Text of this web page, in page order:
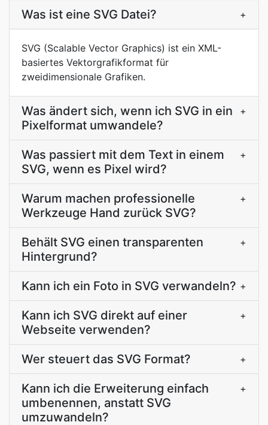
Was ist eine SVG Datei? +
SVG (Scalable Vector Graphics) ist ein XML-
basiertes Vektorgrafikformat für
zweidimensionale Grafiken.
Was ändert sich, wenn ich SVG in ein
Pixelformat umwandele?
+
Was passiert mit dem Text in einem
SVG, wenn es Pixel wird?
+
Warum machen professionelle
Werkzeuge Hand zurück SVG?
+
Behält SVG einen transparenten
Hintergrund?
+
Kann ich ein Foto in SVG verwandeln? +
Kann ich SVG direkt auf einer
Webseite verwenden?
+
Wer steuert das SVG Format? +
Kann ich die Erweiterung einfach
umbenennen, anstatt SVG
umzuwandeln?
+